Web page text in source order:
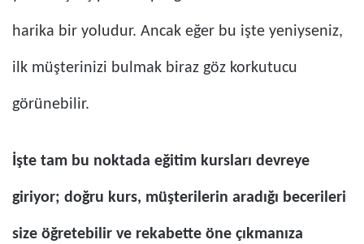
harika bir yoludur. Ancak eğer bu işte yeniyseniz,
ilk müşterinizi bulmak biraz göz korkutucu
görünebilir.
İşte tam bu noktada eğitim kursları devreye
giriyor; doğru kurs, müşterilerin aradığı becerileri
size öğretebilir ve rekabette öne çıkmanıza